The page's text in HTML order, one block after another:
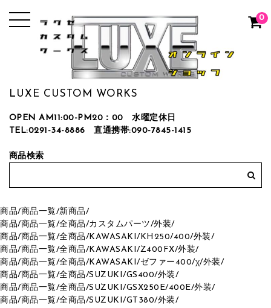
LUXE CUSTOM WORKS
OPEN AM11:00-PM20：00 水曜定休日
TEL:0291-34-8886
直通携帯:090-7845-1415
商品検索
0
商品/商品一覧/新商品/
商品/商品一覧/全商品/カスタムパーツ/外装/
商品/商品一覧/全商品/KAWASAKI/KH250/400/外装/
商品/商品一覧/全商品/KAWASAKI/Z400FX/外装/
商品/商品一覧/全商品/KAWASAKI/ゼファー400/χ/外装/
商品/商品一覧/全商品/SUZUKI/GS400/外装/
商品/商品一覧/全商品/SUZUKI/GSX250E/400E/外装/
商品/商品一覧/全商品/SUZUKI/GT380/外装/